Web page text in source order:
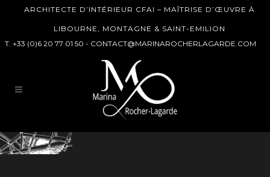
ARCHITECTE D’INTÉRIEUR CFAI – MAÎTRISE D’ŒUVRE À
LIBOURNE, MONTAGNE & SAINT-EMILION
T. +33 (0)6 20 77 01 50 - CONTACT@MARINAROCHERLAGARDE.COM